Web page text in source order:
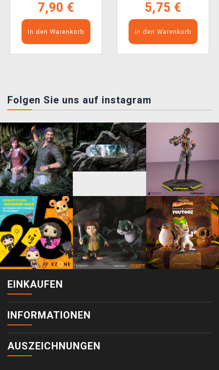
7,90 €
In den Warenkorb
5,75 €
In den Warenkorb
Folgen Sie uns auf instagram
EINKAUFEN
INFORMATIONEN
AUSZEICHNUNGEN